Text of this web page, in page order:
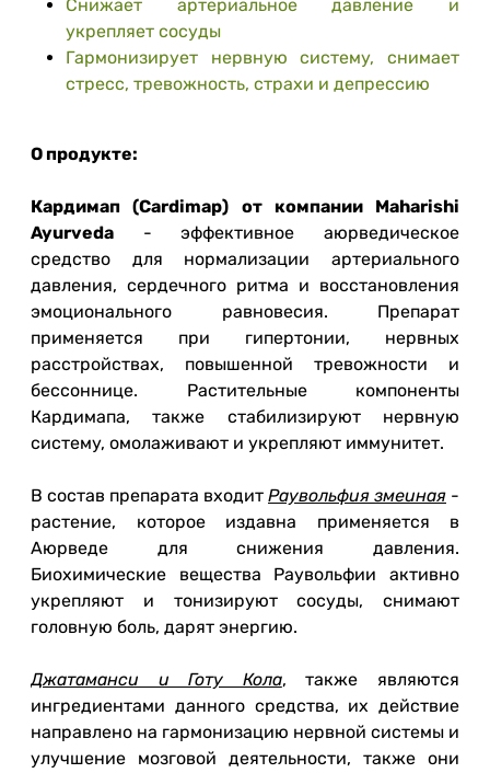
Снижает артериальное давление и
укрепляет сосуды
Гармонизирует нервную систему, снимает
стресс, тревожность, страхи и депрессию
О продукте:
Кардимап (Cardimap) от компании Maharishi
Ayurveda - эффективное аюрведическое
средство для нормализации артериального
давления, сердечного ритма и восстановления
эмоционального равновесия. Препарат
применяется при гипертонии, нервных
расстройствах, повышенной тревожности и
бессоннице. Растительные компоненты
Кардимапа, также стабилизируют нервную
систему, омолаживают и укрепляют иммунитет.
В состав препарата входит Раувольфия змеиная -
растение, которое издавна применяется в
Аюрведе для снижения давления.
Биохимические вещества Раувольфии активно
укрепляют и тонизируют сосуды, снимают
головную боль, дарят энергию.
Джатаманси и Готу Кола, также являются
ингредиентами данного средства, их действие
направлено на гармонизацию нервной системы и
улучшение мозговой деятельности, также они